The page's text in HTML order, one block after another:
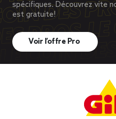
spécifiques. Découvrez vite
est gratuite!
Voir l’offre Pro